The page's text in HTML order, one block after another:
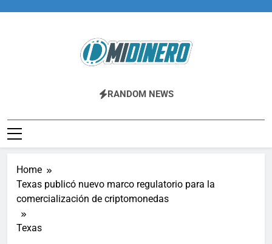
Midinero.co
Fintech, Criptomonedas
RANDOM NEWS
Home
Texas publicó nuevo marco regulatorio para la
comercialización de criptomonedas
Texas